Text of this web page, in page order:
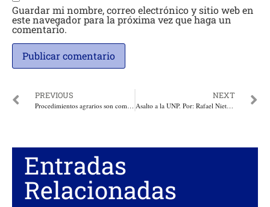
Guardar mi nombre, correo electrónico y sitio web en
este navegador para la próxima vez que haga un
comentario.
PREVIOUS
Procedimientos agrarios son competencia de jueces especializados: Corte Suprema de Justicia
NEXT
Asalto a la UNP. Por: Rafael Nieto Loaiza
Entradas
Relacionadas